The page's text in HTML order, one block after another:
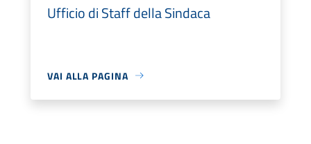
Ufficio di Staff della Sindaca
VAI ALLA PAGINA